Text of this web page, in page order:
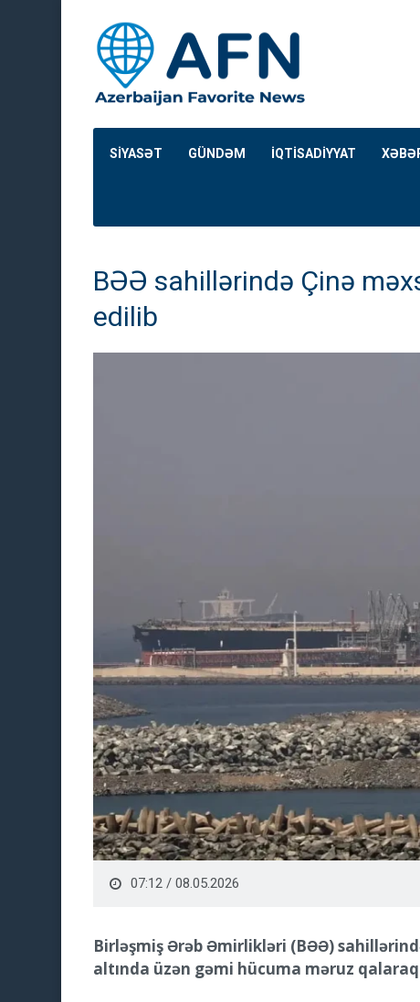
SİYASƏT GÜNDƏM İQTİSADİYYAT
BƏƏ sahillərində Çinə
edilib
07:12 / 08.05.2026
Birləşmiş Ərəb Əmirlikləri (BƏƏ)
altında üzən gəmi hücuma məruz